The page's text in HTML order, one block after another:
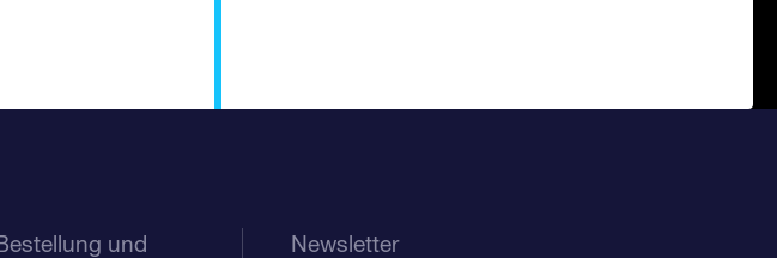
und
Newsletter